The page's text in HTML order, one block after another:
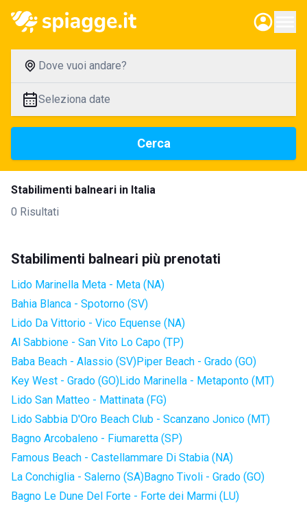
Dove vuoi andare?
Seleziona date
Cerca
Stabilimenti balneari in Italia
0 Risultati
Stabilimenti balneari più prenotati
Lido Marinella Meta - Meta (NA)
Bahia Blanca - Spotorno (SV)
Lido Da Vittorio - Vico Equense (NA)
Al Sabbione - San Vito Lo Capo (TP)
Baba Beach - Alassio (SV)Piper Beach - Grado (GO)
Key West - Grado (GO)Lido Marinella - Metaponto (MT)
Lido San Matteo - Mattinata (FG)
Lido Sabbia D'Oro Beach Club - Scanzano Jonico (MT)
Bagno Arcobaleno - Fiumaretta (SP)
Famous Beach - Castellammare Di Stabia (NA)
La Conchiglia - Salerno (SA)Bagno Tivoli - Grado (GO)
Bagno Le Dune Del Forte - Forte dei Marmi (LU)